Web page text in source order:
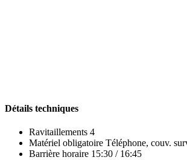
Détails techniques
Ravitaillements 4
Matériel obligatoire Téléphone, couv.
Barrière horaire 15:30 / 16:45